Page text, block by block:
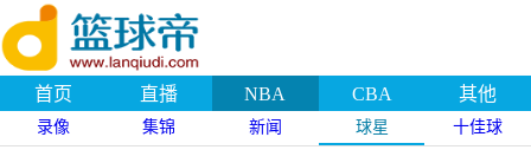
首页 直播 NBA CBA 其他
录像 集锦 新闻 球星 十佳球